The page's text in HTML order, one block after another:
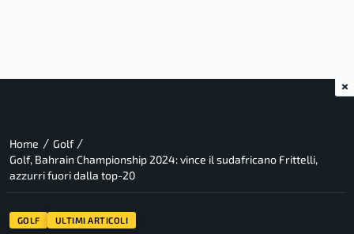
Home / Golf /
Golf, Bahrain Championship 2024: vince il sudafricano Frittelli,
azzurri fuori dalla top-20
GOLF ULTIMI ARTICOLI
×